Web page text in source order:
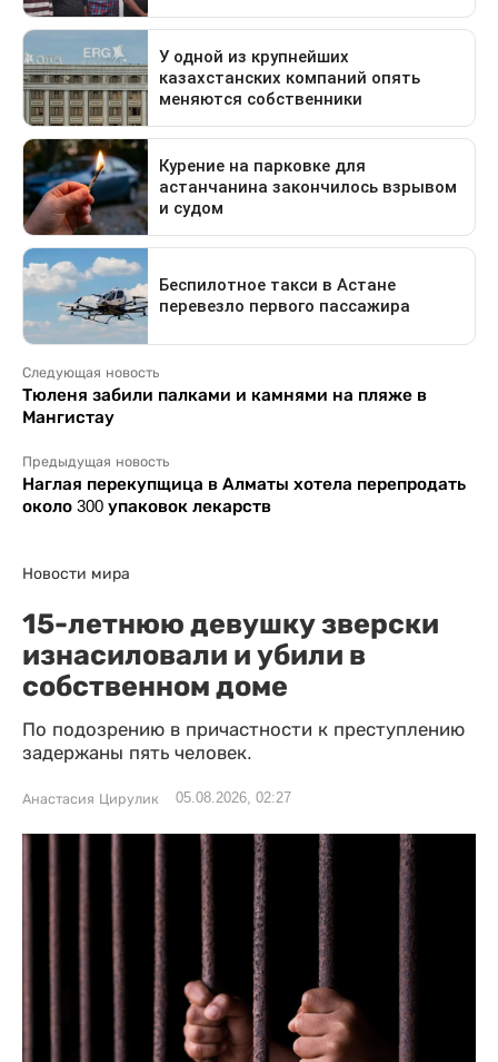
Следующая новость
Тюленя забили палками и камнями на пляже в
Мангистау
Предыдущая новость
Наглая перекупщица в Алматы хотела перепродать
около 300 упаковок лекарств
Новости мира
15-летнюю девушку зверски
изнасиловали и убили в
собственном доме
По подозрению в причастности к преступлению
задержаны пять человек.
Анастасия Цирулик 05.08.2026, 02:27